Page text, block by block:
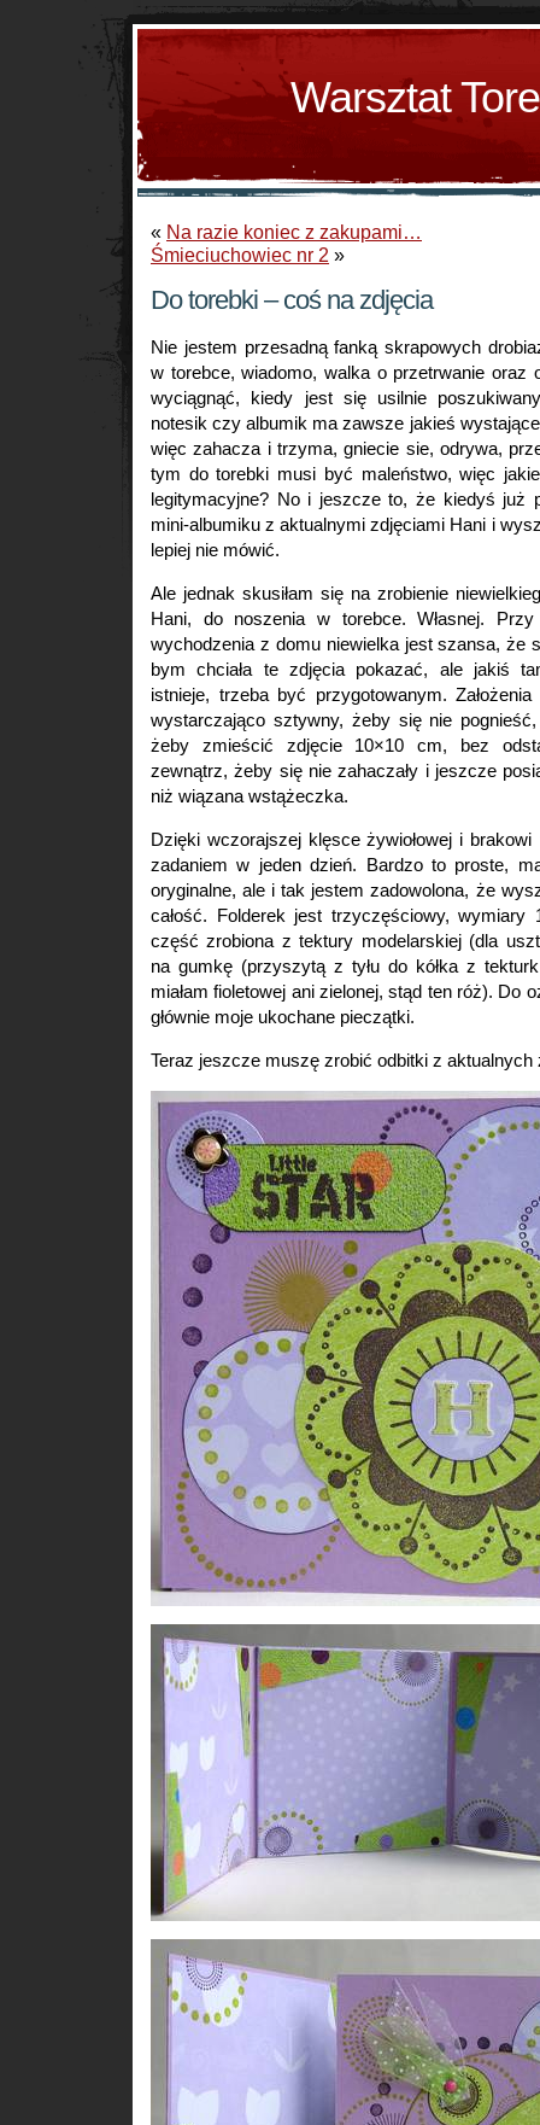
Warsztat
« Na razie koniec z zakupami…
Śmieciuchowiec nr 2 »
Do torebki – coś na zdjęcia
Nie jestem przesadną fanką skrapowych
w torebce, wiadomo, walka o przetrwanie oraz
wyciągnąć, kiedy jest się usilnie
notesik czy albumik ma zawsze jakieś
więc zahacza i trzyma, gniecie sie, odrywa,
tym do torebki musi być maleństwo, więc
legitymacyjne? No i jeszcze to, że kiedyś już
mini-albumiku z aktualnymi zdjęciami Hani i
lepiej nie mówić.
Ale jednak skusiłam się na zrobienie
Hani, do noszenia w torebce. Własnej.
wychodzenia z domu niewielka jest szansa, że
bym chciała te zdjęcia pokazać, ale jakiś
istnieje, trzeba być przygotowanym.
wystarczająco sztywny, żeby się nie
żeby zmieścić zdjęcie 10×10 cm, bez
zewnątrz, żeby się nie zahaczały i jeszcze
niż wiązana wstążeczka.
Dzięki wczorajszej klęsce żywiołowej i brakowi
zadaniem w jeden dzień. Bardzo to proste,
oryginalne, ale i tak jestem zadowolona, że
całość. Folderek jest trzyczęściowy, wymiary
część zrobiona z tektury modelarskiej (dla
na gumkę (przyszytą z tyłu do kółka z
miałam fioletowej ani zielonej, stąd ten róż). Do
głównie moje ukochane pieczątki.
Teraz jeszcze muszę zrobić odbitki z